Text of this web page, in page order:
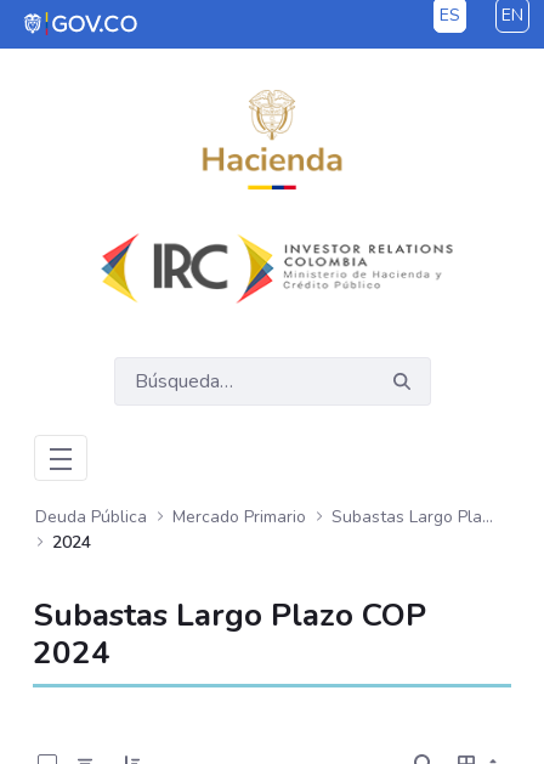
Saltar al contenido principal ES EN
Deuda Pública Mercado Primario
Subastas Largo Plazo - COP
2024
Subastas Largo Plazo COP
2024